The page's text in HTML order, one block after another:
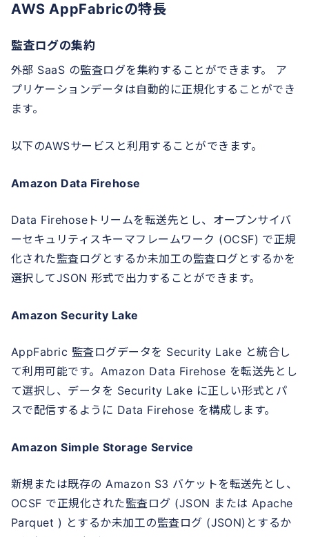
AWS AppFabricの特長
監査ログの集約
外部 SaaS の監査ログを集約することができます。 ア
プリケーションデータは自動的に正規化することができ
ます。
以下のAWSサービスと利用することができます。
Amazon Data Firehose
Data Firehoseトリームを転送先とし、オープンサイバ
ーセキュリティスキーマフレームワーク (OCSF) で正規
化された監査ログとするか未加工の監査ログとするかを
選択してJSON 形式で出力することができます。
Amazon Security Lake
AppFabric 監査ログデータを Security Lake と統合し
て利用可能です。Amazon Data Firehose を転送先とし
て選択し、データを Security Lake に正しい形式とパ
スで配信するように Data Firehose を構成します。
Amazon Simple Storage Service
新規または既存の Amazon S3 バケットを転送先とし、
OCSF で正規化された監査ログ (JSON または Apache
Parquet ) とするか未加工の監査ログ (JSON)とするか